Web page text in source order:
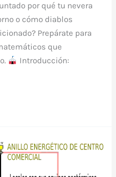
por qué tu nevera
o cómo diablos
Prepárate para
que
Introducción: